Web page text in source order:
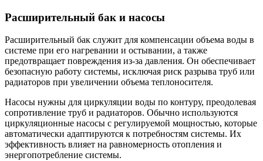
Расширительный бак и насосы
Расширительный бак служит для компенсации объема воды в
системе при его нагревании и остывании, а также
предотвращает повреждения из-за давления. Он обеспечивает
безопасную работу системы, исключая риск разрыва труб или
радиаторов при увеличении объема теплоносителя.
Насосы нужны для циркуляции воды по контуру, преодолевая
сопротивление труб и радиаторов. Обычно используются
циркуляционные насосы с регулируемой мощностью, которые
автоматически адаптируются к потребностям системы. Их
эффективность влияет на равномерность отопления и
энергопотребление системы.